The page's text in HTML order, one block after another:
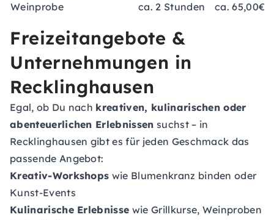
Weinprobe
ca. 2 Stunden ca. 65,00€
Freizeitangebote &
Unternehmungen in
Recklinghausen
Egal, ob Du nach kreativen, kulinarischen oder
abenteuerlichen Erlebnissen suchst – in
Recklinghausen gibt es für jeden Geschmack das
passende Angebot:
Kreativ-Workshops wie Blumenkranz binden oder
Kunst-Events
Kulinarische Erlebnisse wie Grillkurse, Weinproben